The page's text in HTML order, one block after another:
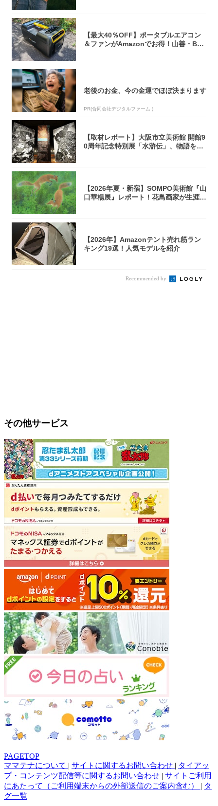
【最大40％OFF】ポータブルエアコン
＆ファンがAmazonでお得！山善・Bo
老後のお金、今の金運でほぼ決まります
PR(合同会社デジタルファーム )
【取材レポート】大阪市立美術館 開館9
0周年記念特別展「水滸伝」、物語を知
【2026年夏・新宿】SOMPO美術館『山
口華楊展』レポート！花鳥画家が生涯描
【2026年】Amazonテント売れ筋ラン
キング19選！人気モデルを紹介
Recommended by
その他サービス
PAGETOP
ママテナについて | サイトに関するお問い合わせ | タイアッ
プ・コンテンツ配信等に関するお問い合わせ | サイトご利用
にあたって（ご利用端末からの外部送信のご案内含む） | タ
グ一覧